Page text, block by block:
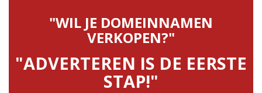
"WIL JE DOMEINNAMEN
VERKOPEN?"
"ADVERTEREN IS DE EERSTE
STAP!"